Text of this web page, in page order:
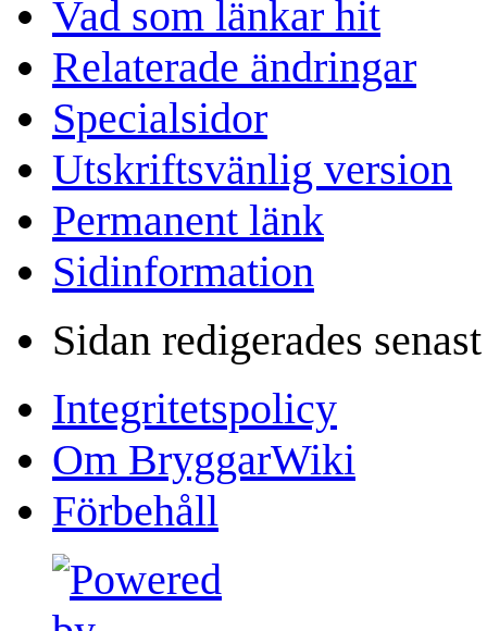
Vad som länkar hit
Relaterade ändringar
Specialsidor
Utskriftsvänlig version
Permanent länk
Sidinformation
Sidan redigerades
Integritetspolicy
Om BryggarWiki
Förbehåll